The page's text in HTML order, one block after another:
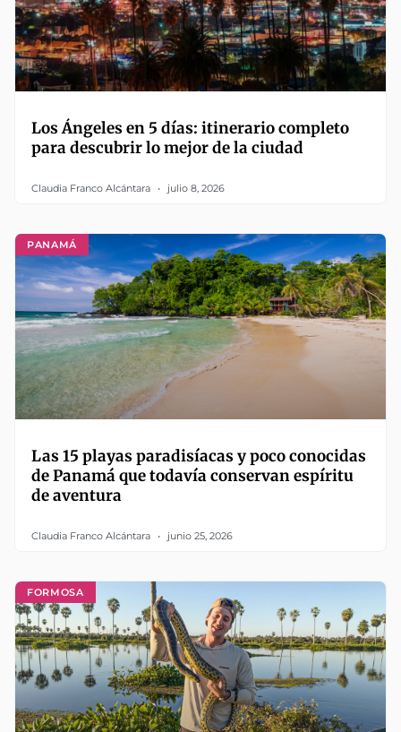
Los Ángeles en 5 días: itinerario completo
para descubrir lo mejor de la ciudad
Claudia Franco Alcántara julio 8, 2026
PANAMÁ
Las 15 playas paradisíacas y poco conocidas
de Panamá que todavía conservan espíritu
de aventura
Claudia Franco Alcántara junio 25, 2026
FORMOSA